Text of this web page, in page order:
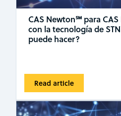
CAS Newton℠ para
con la tecnología de
puede hacer?
Read article